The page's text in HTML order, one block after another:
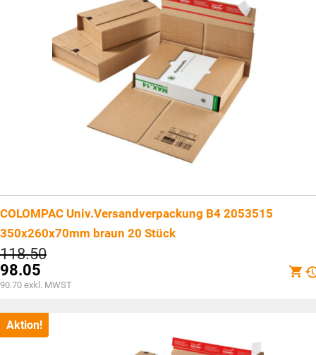
COLOMPAC Univ.Versandverpackung B4 2053515
350x260x70mm braun 20 Stück
118.50Ursprünglicher
war:
CHF118.50
98.05
Aktueller
ist:
CHF98.05.
90.70 exkl. MWST
Aktion!